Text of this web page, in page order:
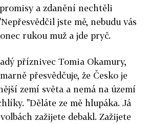
a zdanění nechtěli
jste mě, nebudu vás
rukou muž a jde pryč.
příznivec Tomia Okamury,
přesvědčuje, že Česko je
zemí světa a nemá na území
"Děláte ze mě hlupáka. Já
zažijete debakl. Zažijete